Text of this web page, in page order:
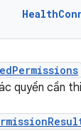
quyền cần